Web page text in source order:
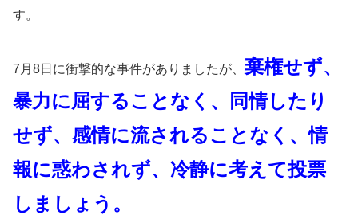
す。
7月8日に衝撃的な事件がありましたが、 棄権せず、
暴力に屈することなく、同情したり
せず、感情に流されることなく、情
報に惑わされず、冷静に考えて投票
しましょう。